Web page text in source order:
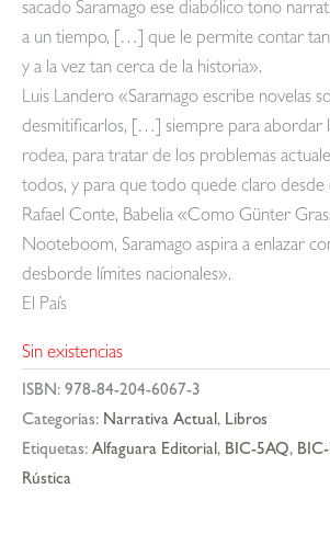
sacado Saramago ese diabólico tono
a un tiempo, […] que le permite contar
y a la vez tan cerca de la historia».
Luis Landero «Saramago escribe novelas
desmitificarlos, […] siempre para abordar
rodea, para tratar de los problemas
todos, y para que todo quede claro desde
Rafael Conte, Babelia «Como Günter
Nooteboom, Saramago aspira a enlazar
desborde límites nacionales».
El País
Sin existencias
ISBN: 978-84-204-6067-3
Categorías: Narrativa Actual, Libros
Etiquetas: Alfaguara Editorial, BIC-5AQ,
Rústica